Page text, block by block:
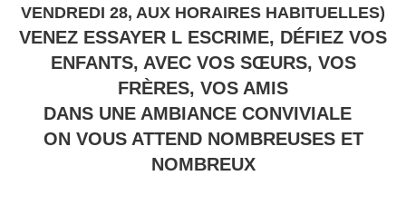
VENDREDI 28, AUX HORAIRES HABITUELLES)
VENEZ ESSAYER L ESCRIME, DÉFIEZ VOS
ENFANTS, AVEC VOS SŒURS, VOS
FRÈRES, VOS AMIS
DANS UNE AMBIANCE CONVIVIALE
ON VOUS ATTEND NOMBREUSES ET
NOMBREUX